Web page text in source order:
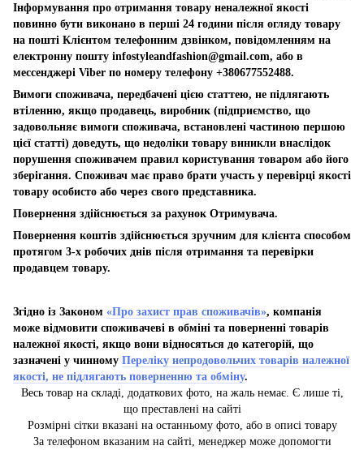
Інформування про отримання товару неналежної якості
повинно бути виконано в перші 24 години після огляду товару
на пошті Клієнтом телефонним дзвінком, повідомленням на
електронну пошту infostyleandfashion@gmail.com, або в
мессенджері Viber по номеру телефону +380677552488.
Вимоги споживача, передбачені цією статтею, не підлягають
втіленню, якщо продавець, виробник (підприємство, що
задовольняє вимоги споживача, встановлені частиною першою
цієї статті) доведуть, що недоліки товару виникли внаслідок
порушення споживачем правил користування товаром або його
зберігання. Споживач має право брати участь у перевірці якості
товару особисто або через свого представника.
Повернення здійснюється за рахунок Отримувача.
Повернення коштів здійснюється зручним для клієнта способом
протягом 3-х робочих днів після отримання та перевірки
продавцем товару.
Згідно із Законом «Про захист прав споживачів», компанія
може відмовити споживачеві в обміні та поверненні товарів
належної якості, якщо вони відносяться до категорій, що
зазначені у чинному Переліку непродовольчих товарів належної
якості, не підлягають поверненню та обміну.
Весь товар на складі, додаткових фото, на жаль немає. Є лише ті,
що преставлені на сайті
Розмірні сітки вказані на останньому фото, або в описі товару
За телефоном вказаним на сайті, менеджер може допомогти